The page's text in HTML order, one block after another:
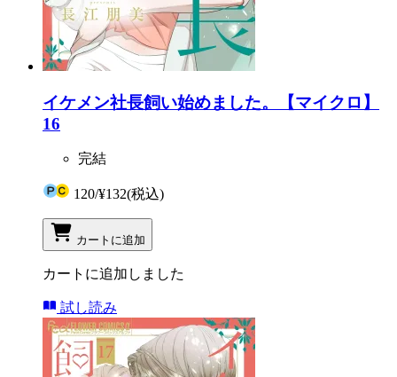
イケメン社長飼い始めました。【マイクロ】
16
完結
120/¥132(税込)
カートに追加
カートに追加しました
試し読み